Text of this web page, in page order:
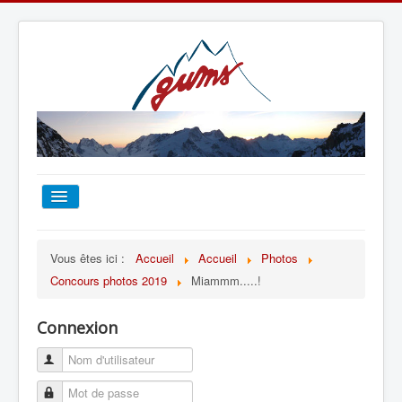
TOUT SUR LE GUMS
ESCALADE
ALPINISME
Vous êtes ici : Accueil Accueil
Photos
Concours photos 2019
Miammm.....!
Connexion